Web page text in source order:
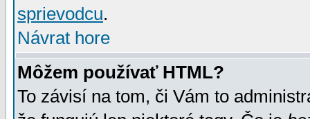
sprievodcu.
Návrat hore
Môžem používať HTML?
To závisí na tom, či Vám to